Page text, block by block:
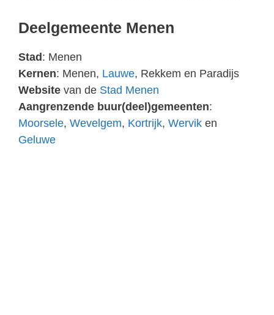
Deelgemeente Menen
Stad : Menen
Kernen: Menen, Lauwe, Rekkem en Paradijs
Website van de Stad Menen
Aangrenzende buur(deel)gemeenten:
Moorsele, Wevelgem, Kortrijk, Wervik en
Geluwe